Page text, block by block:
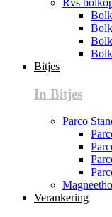
Bitjes
In Bitjes
Parco
Verankering